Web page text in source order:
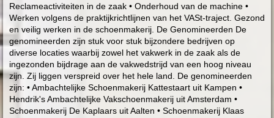
Reclameactiviteiten in de zaak • Onderhoud van de machine •
Werken volgens de praktijkrichtlijnen van het VASt-traject. Gezond
en veilig werken in de schoenmakerij. De Genomineerden De
genomineerden zijn stuk voor stuk bijzondere bedrijven op
diverse locaties waarbij zowel het vakwerk in de zaak als de
ingezonden bijdrage aan de vakwedstrijd van een hoog niveau
zijn. Zij liggen verspreid over het hele land. De genomineerden
zijn: • Ambachtelijke Schoenmakerij Kattestaart uit Kampen •
Hendrik's Ambachtelijke Vakschoenmakerij uit Amsterdam •
Schoenmakerij De Kaplaars uit Aalten • Schoenmakerij Klaas